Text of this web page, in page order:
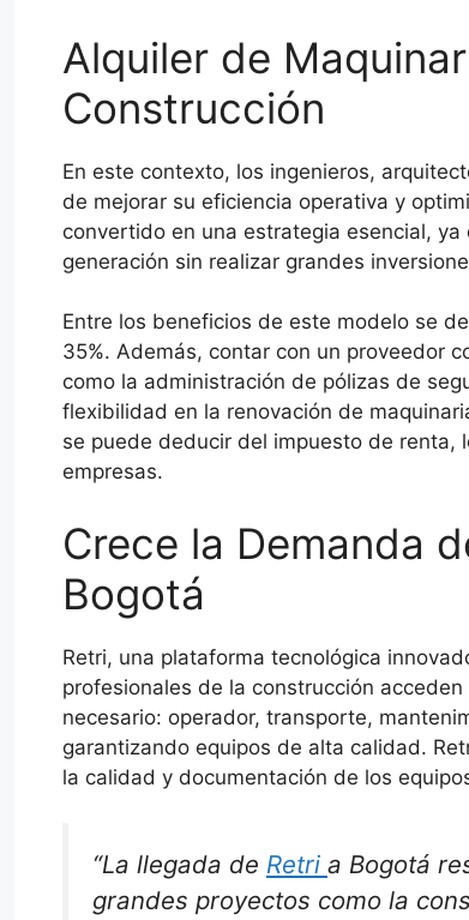
Alquiler de
Construcción
En este contexto, los ingenieros,
de mejorar su eficiencia operativa y
convertido en una estrategia esencial,
generación sin realizar grandes
Entre los beneficios de este modelo se
35%. Además, contar con un proveedor
como la administración de pólizas de
flexibilidad en la renovación de
se puede deducir del impuesto de renta,
empresas.
Crece la Demanda
Bogotá
Retri, una plataforma tecnológica
profesionales de la construcción
necesario: operador, transporte,
garantizando equipos de alta calidad.
la calidad y documentación de los
“La llegada de Retri a Bogotá
grandes proyectos como la